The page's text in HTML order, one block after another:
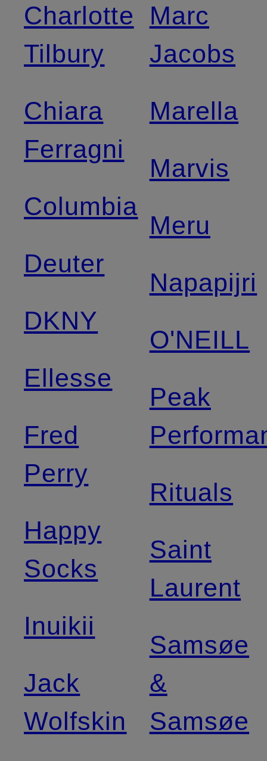
Charlotte
Tilbury
Chiara
Ferragni
Columbia
Deuter
DKNY
Ellesse
Fred
Perry
Happy
Socks
Inuikii
Jack
Wolfskin
Marc
Jacobs
Marella
Marvis
Meru
Napapijri
O'NEILL
Peak
Rituals
Saint
Laurent
Samsøe
&
Samsøe